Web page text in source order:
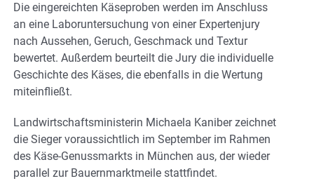
Die eingereichten Käseproben werden im Anschluss
an eine Laboruntersuchung von einer Expertenjury
nach Aussehen, Geruch, Geschmack und Textur
bewertet. Außerdem beurteilt die Jury die individuelle
Geschichte des Käses, die ebenfalls in die Wertung
miteinfließt.
Landwirtschaftsministerin Michaela Kaniber zeichnet
die Sieger voraussichtlich im September im Rahmen
des Käse-Genussmarkts in München aus, der wieder
parallel zur Bauernmarktmeile stattfindet.